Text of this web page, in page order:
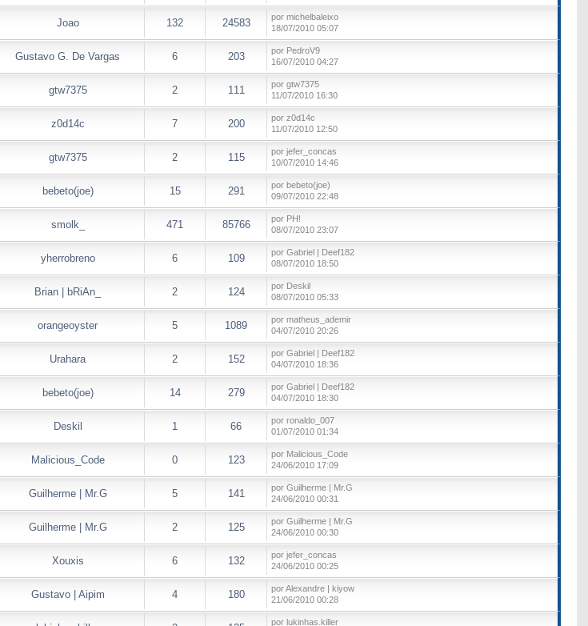
Joao 132 24583
por michelbaleixo
18/07/2010 05:07
Gustavo G. De Vargas 6 203
por PedroV9
16/07/2010 04:27
gtw7375 2 111
por gtw7375
11/07/2010 16:30
z0d14c 7 200
por z0d14c
11/07/2010 12:50
gtw7375 2 115
por jefer_concas
10/07/2010 14:46
bebeto(joe) 15 291
por bebeto(joe)
09/07/2010 22:48
smolk_ 471 85766
por PH!
08/07/2010 23:07
yherrobreno 6 109
por Gabriel | Deef182
08/07/2010 18:50
Brian | bRiAn_ 2 124
por Deskil
08/07/2010 05:33
orangeoyster 5 1089
por matheus_ademir
04/07/2010 20:26
Urahara 2 152
por Gabriel | Deef182
04/07/2010 18:36
bebeto(joe) 14 279
por Gabriel | Deef182
04/07/2010 18:30
Deskil 1 66
por ronaldo_007
01/07/2010 01:34
Malicious_Code 0 123
por Malicious_Code
24/06/2010 17:09
Guilherme | Mr.G 5 141
por Guilherme | Mr.G
24/06/2010 00:31
Guilherme | Mr.G 2 125
por Guilherme | Mr.G
24/06/2010 00:30
Xouxis 6 132
por jefer_concas
24/06/2010 00:25
Gustavo | Aipim 4 180
por Alexandre | kiyow
21/06/2010 00:28
por lukinhas.killer